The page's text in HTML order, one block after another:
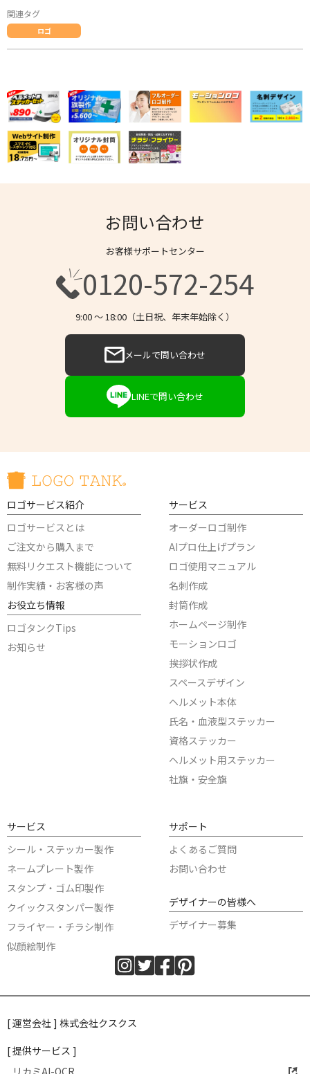
関連タグ
ロゴ
お問い合わせ
お客様サポートセンター
0120-572-254
9:00 〜 18:00（土日祝、年末年始除く）
メールで問い合わせ
LINEで問い合わせ
ロゴサービス紹介
ロゴサービスとは
ご注文から購入まで
無料リクエスト機能について
制作実績・お客様の声
お役立ち情報
ロゴタンクTips
お知らせ
サービス
オーダーロゴ制作
AIプロ仕上げプラン
ロゴ使用マニュアル
名刺作成
封筒作成
ホームページ制作
モーションロゴ
挨拶状作成
スペースデザイン
ヘルメット本体
氏名・血液型ステッカー
資格ステッカー
ヘルメット用ステッカー
社旗・安全旗
サービス
シール・ステッカー製作
ネームプレート製作
スタンプ・ゴム印製作
クイックスタンパー製作
フライヤー・チラシ制作
似顔絵制作
サポート
よくあるご質問
お問い合わせ
デザイナーの皆様へ
デザイナー募集
[ 運営会社 ] 株式会社クスクス
[ 提供サービス ]